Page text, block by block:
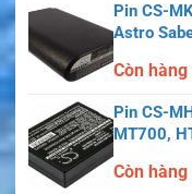
Độ bền cao.
Hoạt động đáng
Pin giúp bộ đàm
trong suốt quá trình
Pin CS-
Astro
Còn hàng
Pin CS-
MT700,
Còn hàng